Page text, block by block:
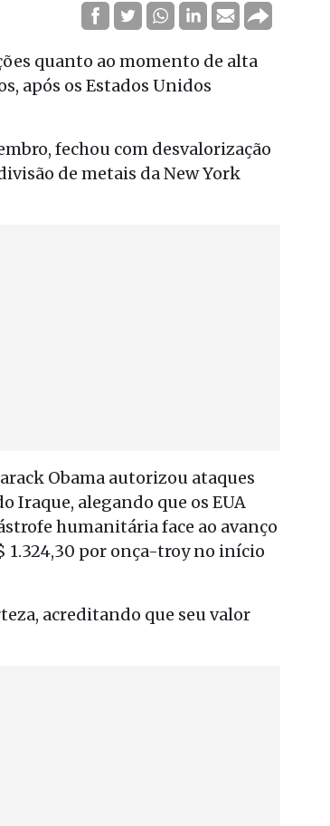
quanto ao momento de alta
após os Estados Unidos
fechou com desvalorização
de metais da New York
Obama autorizou ataques
Iraque, alegando que os EUA
humanitária face ao avanço
1.324,30 por onça-troy no início
acreditando que seu valor